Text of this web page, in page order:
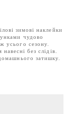
зимові наклейки
чудово
усього сезону.
без слідів.
затишку.